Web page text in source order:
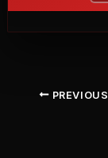
PREVIOUS